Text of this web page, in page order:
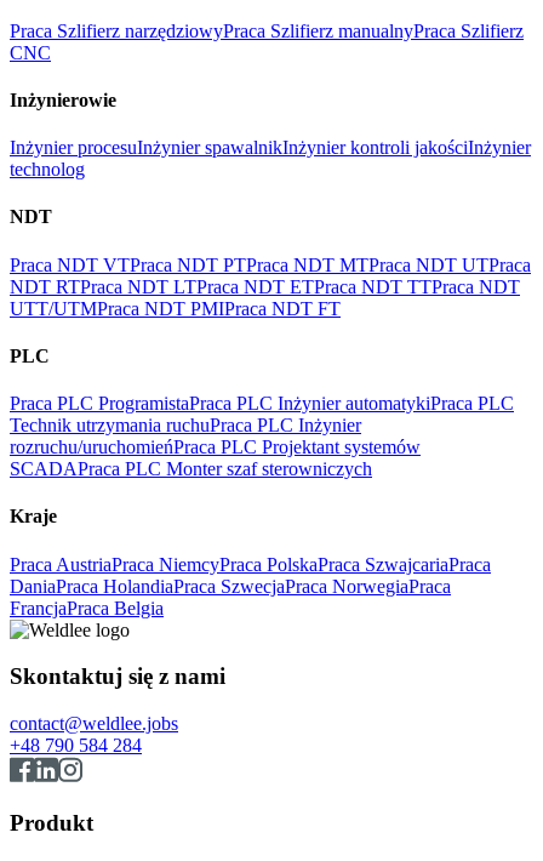
Praca Szlifierz narzędziowyPraca Szlifierz manualnyPraca Szlifierz
CNC
Inżynierowie
Inżynier procesuInżynier spawalnikInżynier kontroli jakościInżynier
technolog
NDT
Praca NDT VTPraca NDT PTPraca NDT MTPraca NDT UTPraca
NDT RTPraca NDT LTPraca NDT ETPraca NDT TTPraca NDT
UTT/UTMPraca NDT PMIPraca NDT FT
PLC
Praca PLC ProgramistaPraca PLC Inżynier automatykiPraca PLC
Technik utrzymania ruchuPraca PLC Inżynier
rozruchu/uruchomieńPraca PLC Projektant systemów
SCADAPraca PLC Monter szaf sterowniczych
Kraje
Praca AustriaPraca NiemcyPraca PolskaPraca SzwajcariaPraca
DaniaPraca HolandiaPraca SzwecjaPraca NorwegiaPraca
FrancjaPraca Belgia
Skontaktuj się z nami
contact@weldlee.jobs
+48 790 584 284
Produkt